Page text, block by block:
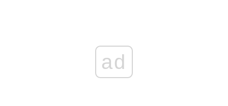
ad